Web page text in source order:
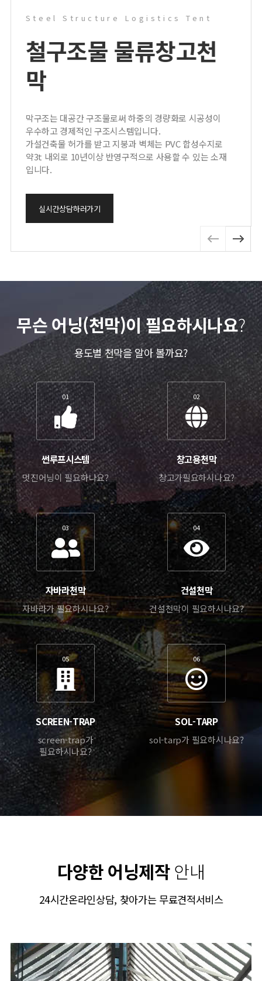
Steel Structure Logistics Tent
철구조물 물류창고천
막
막구조는 대공간 구조물로써 하중의 경량화로 시공성이
우수하고 경제적인 구조시스템입니다.
가설건축물 허가를 받고 지붕과 벽체는 PVC 합성수지로
약3t 내외로 10년이상 반영구적으로 사용할 수 있는 소재
입니다.
실시간상담하러가기
무슨 어닝(천막)이 필요하시나요?
용도별 천막을 알아 볼까요?
01
썬루프시스템
멋진어닝이 필요하나요?
02
창고용천막
창고가필요하시나요?
03
자바라천막
자바라가 필요하시나요?
04
건설천막
건설천막이 필요하시나요?
05
SCREEN-TRAP
screen-trap가
필요하시나요?
06
SOL-TARP
sol-tarp가 필요하시나요?
다양한 어닝제작안내
24시간온라인상담, 찾아가는 무료견적서비스